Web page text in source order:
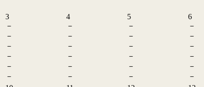
3
－
－
－
－
－
－
4
－
－
－
－
－
－
5
－
－
－
－
－
－
6
－
－
－
－
－
－